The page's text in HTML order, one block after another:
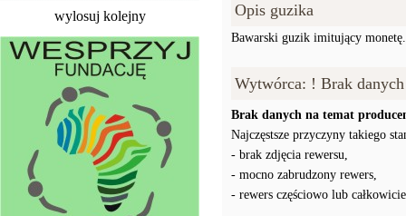
wylosuj kolejny Opis guzika
Bawarski guzik imitujący monetę.
Wytwórca: ! Brak danych
Brak danych na temat
Najczęstsze przyczyny takiego
- brak zdjęcia rewersu,
- mocno zabrudzony rewers,
- rewers częściowo lub